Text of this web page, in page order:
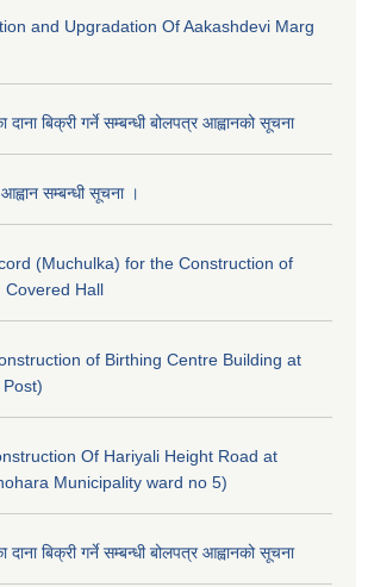
and Upgradation Of Aakashdevi Marg
दाना बिक्री गर्ने सम्बन्धी बोलपत्र आह्वानको सूचना
सम्बन्धी सूचना ।
(Muchulka) for the Construction of
Covered Hall
of Birthing Centre Building at
Of Hariyali Height Road at
Municipality ward no 5)
दाना बिक्री गर्ने सम्बन्धी बोलपत्र आह्वानको सूचना